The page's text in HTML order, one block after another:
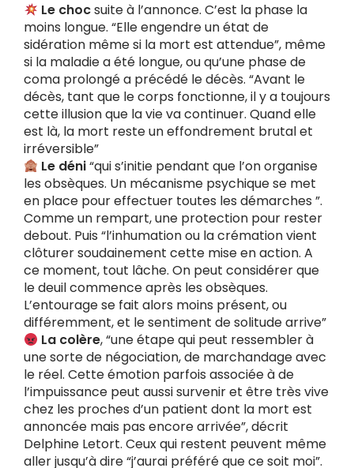
Le chocsuite à l’annonce. C’est la phase la
moins longue. “Elle engendre un état de
sidération même si la mort est attendue”, même
si la maladie a été longue, ou qu’une phase de
coma prolongé a précédé le décès. “Avant le
décès, tant que le corps fonctionne, il y a toujours
cette illusion que la vie va continuer. Quand elle
est là, la mort reste un effondrement brutal et
irréversible”
Le déni“qui s’initie pendant que l’on organise
les obsèques. Un mécanisme psychique se met
en place pour effectuer toutes les démarches ”.
Comme un rempart, une protection pour rester
debout. Puis “l’inhumation ou la crémation vient
clôturer soudainement cette mise en action. A
ce moment, tout lâche. On peut considérer que
le deuil commence après les obsèques.
L’entourage se fait alors moins présent, ou
différemment, et le sentiment de solitude arrive”
La colère, “une étape qui peut ressembler à
une sorte de négociation, de marchandage avec
le réel. Cette émotion parfois associée à de
l’impuissance peut aussi survenir et être très vive
chez les proches d’un patient dont la mort est
annoncée mais pas encore arrivée”, décrit
Delphine Letort. Ceux qui restent peuvent même
aller jusqu’à dire “j’aurai préféré que ce soit moi”.